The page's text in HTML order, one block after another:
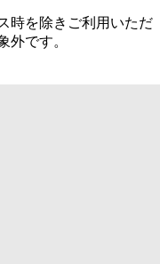
時を除きご利用いただ
外です。